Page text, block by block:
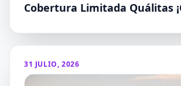
Cobertura Limitada Quálitas
31 JULIO, 2026